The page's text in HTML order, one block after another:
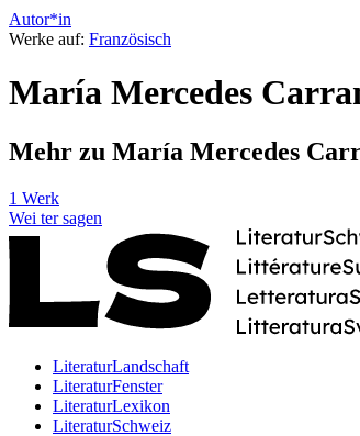
Autor*in
Werke auf: Französisch
María Mercedes
Mehr zu María Mercedes
1 Werk
Wei ter sagen
LiteraturLandschaft
LiteraturFenster
LiteraturLexikon
LiteraturSchweiz